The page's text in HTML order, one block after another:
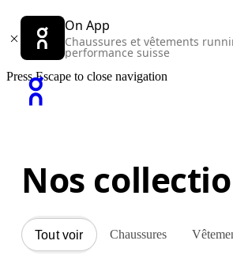
On App
Chaussures et vêtements
performance suisse
Press Escape to close navigation
Nos
Tout voir Chaussures